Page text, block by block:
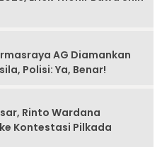
AG Diamankan
Polisi: Ya, Benar!
Rinto Wardana
Kontestasi Pilkada